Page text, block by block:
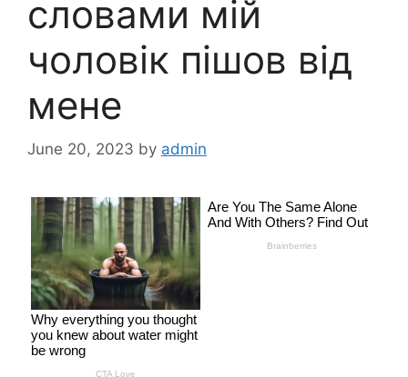
словами мій
чоловік пішов від
мене
June 20, 2023 by admin